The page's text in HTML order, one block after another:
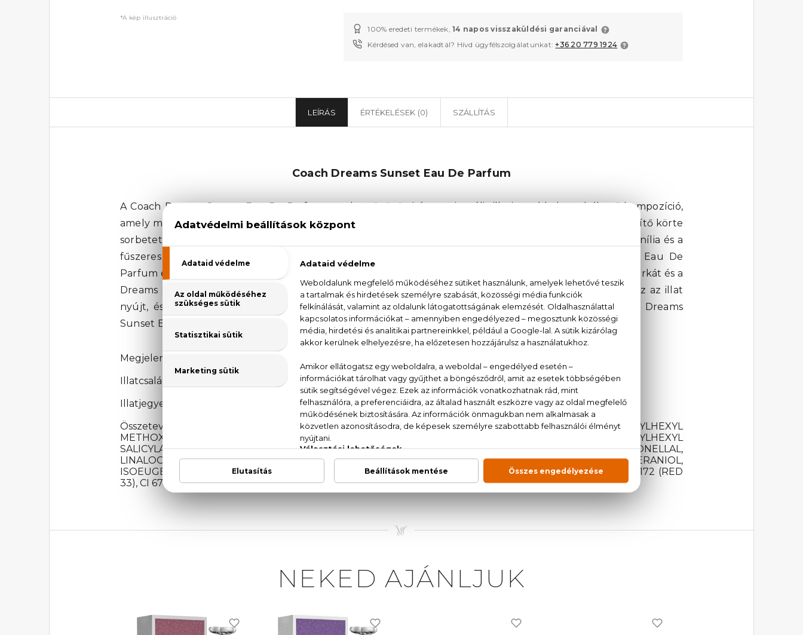
*A kép illusztráció
100% eredeti termékek,14 napos visszaküldési garanciával
Kérdésed van, elakadtál? Hívd ügyfélszolgálatunkat:+36 20 779 1924
LEÍRÁS ÉRTÉKELÉSEK (0) SZÁLLÍTÁS
Coach Dreams Sunset Eau De Parfum
ACoachDreams Sunset Eau De Parfum egy lenyűgöző virágos-orientális illatjegyekkel rendelkező kompozíció,
amely minden bizonnyal azonnal a kedvenceddé válik. A parfüm nyitó akkordjai friss bergamottot és hűsítő körte
sorbetet rejtenek, melyeket a jázmin és a magnólia édes, nőies illata követ. A parfüm alapját a meleg vanília és a
fűszeres tonkabab adja, ami hosszan tartó, emlékezetes illatélményt nyújt. A Coach Dreams Sunset Eau De
Parfum egy igazi mesteralkotás, amely a nőiesség minden aspektusát ünnepli. Fedezd fel te is a Coach márkát és a
Dreams Sunset Eau De Parfum női parfüm csodálatos, virágos-orientális világát. Érezd a luxust, amit ez az illat
nyújt, és lépj be ebbe a csodálatos illatélménybe. Mutasd meg magabiztos, nőies oldaladat a Coach Dreams
Sunset Eau De Parfum női parfümmel!
Megjelenési év: 2021
Illatcsalád: Virágos-orientális
Illatjegyek: bergamott, körte sorbet, jázmin, magnólia, vanília, tonkabab
Összetevők: ALCOHOL DENAT. (SD ALCOHOL 39-C), PARFUM (FRAGRANCE), AQUA (WATER), ETHYLHEXYL
METHOXYCINNAMATE, OCTOCRYLENE, BUTYL METHOXYDIBENZOYLMETHANE, HOMOSALATE, ETHYLHEXYL
SALICYLATE, BHT, TOCOPHEROL, HELIANTHUS ANNUUS (SUNFLOWER) SEED OIL, HYDROXYCITRONELLAL,
LINALOOL, BENZYL SALICYLATE, COUMARIN, ALPHA-ISOMETHYL IONONE, CITRONELLOL, LIMONENE, GERANIOL,
ISOEUGENOL, METHYL 2-OCTYNOATE, CITRAL, BENZYL ALCOHOL, CI 1914 (YELLOW 5), CI 147 (RED 4), CI 172 (RED
33), CI 673 (EXT. VIOLET 2).
NEKED AJÁNLJUK